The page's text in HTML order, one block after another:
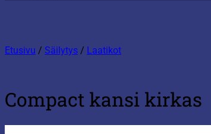
Etusivu / Säilytys / Laatikot
Compact kansi kirkas